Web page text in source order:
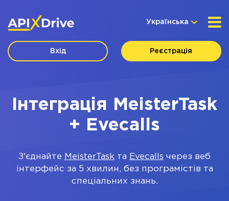
Українська
Вхід Реєстрація
Інтеграція MeisterTask
+ Evecalls
З'єднайте MeisterTask та Evecalls через веб
інтерфейс за 5 хвилин, без програмістів та
спеціальних знань.